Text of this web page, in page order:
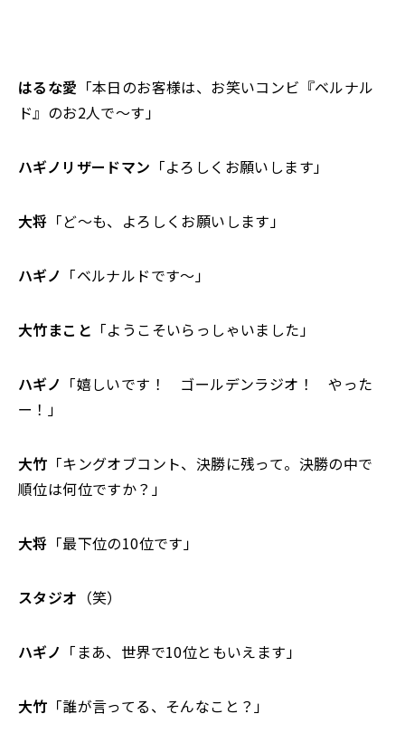
はるな愛 「本日のお客様は、お笑いコンビ『ベルナル
ド』のお2人で～す」
ハギノリザードマン 「よろしくお願いします」
大将 「ど～も、よろしくお願いします」
ハギノ 「ベルナルドです～」
大竹まこと 「ようこそいらっしゃいました」
ハギノ 「嬉しいです！ ゴールデンラジオ！ やった
ー！」
大竹 「キングオブコント、決勝に残って。決勝の中で
順位は何位ですか？」
大将 「最下位の10位です」
スタジオ （笑）
ハギノ 「まあ、世界で10位ともいえます」
大竹 「誰が言ってる、そんなこと？」